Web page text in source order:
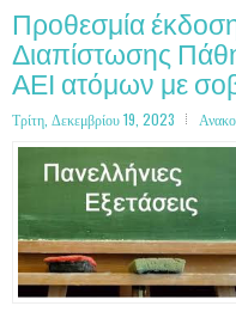
Προθεσμία
Διαπίστωσης
ΑΕΙ ατόμων με
Τρίτη, Δεκεμβρίου 19, 2023